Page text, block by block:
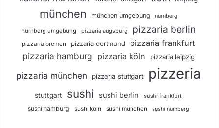
münchen münchen umgebung nürnberg
nürnberg umgebung pizzaria augsburg pizzaria berlin
pizzaria bremen pizzaria dortmund pizzaria frankfurt
pizzaria hamburg pizzaria köln pizzaria leipzig
pizzaria münchen pizzaria stuttgart pizzeria
stuttgart sushi sushi berlin sushi frankfurt
sushi hamburg sushi köln sushi münchen sushi nürnberg